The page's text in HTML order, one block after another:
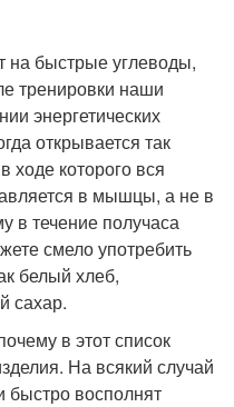
на быстрые углеводы,
тренировки наши
энергетических
открывается так
ходе которого вся
в мышцы, а не в
в течение получаса
смело употребить
белый хлеб,
сахар.
в этот список
На всякий случай
быстро восполнят